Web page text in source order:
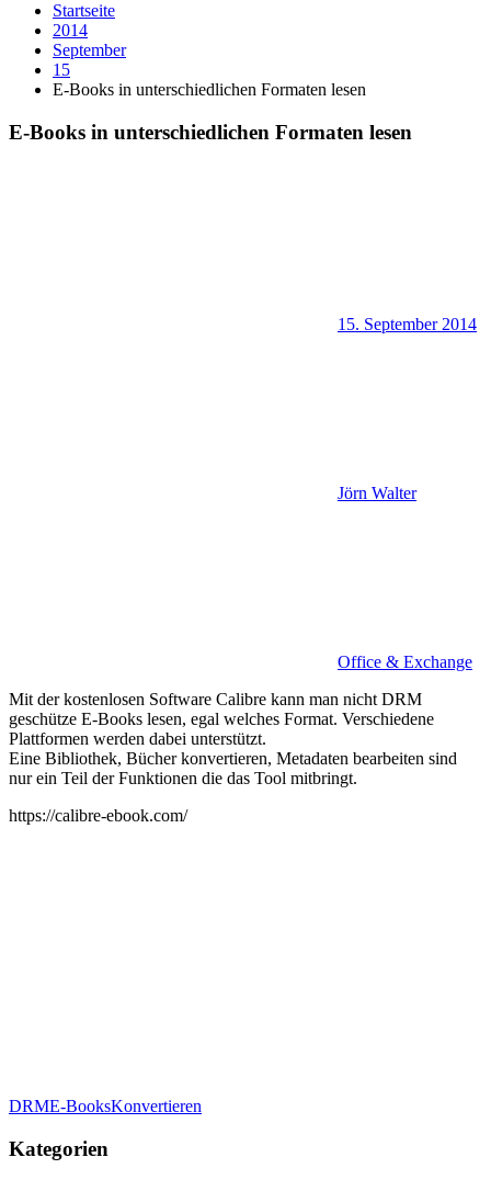
Startseite
2014
September
15
E-Books in unterschiedlichen Formaten lesen
E-Books in unterschiedlichen Formaten lesen
15. September 2014
Jörn Walter
Office & Exchange
Mit der kostenlosen Software Calibre kann man nicht DRM
geschütze E-Books lesen, egal welches Format. Verschiedene
Plattformen werden dabei unterstützt.
Eine Bibliothek, Bücher konvertieren, Metadaten bearbeiten sind
nur ein Teil der Funktionen die das Tool mitbringt.
https://calibre-ebook.com/
DRME-BooksKonvertieren
Kategorien